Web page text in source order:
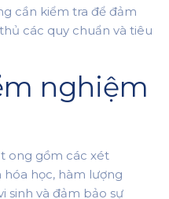
cần kiểm tra để đảm
các quy chuẩn và tiêu
nghiệm